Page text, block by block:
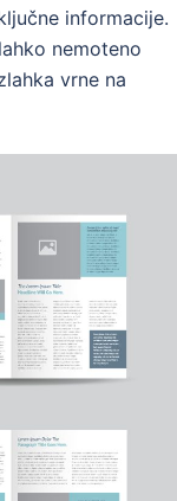
informacije.
nemoteno
vrne na